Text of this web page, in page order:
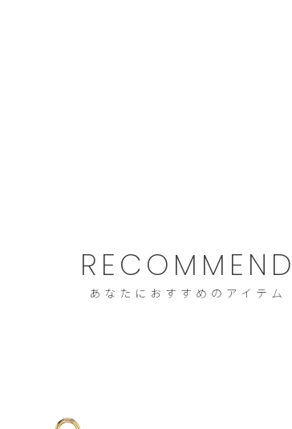
RECOMMEND
あなたにおすすめのアイテム